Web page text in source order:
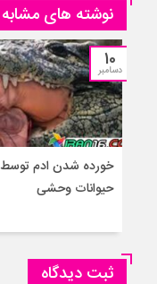
نوشته های مشابه
10
دسامبر
خورده شدن ادم توسط
حیوانات وحشی
ثبت دیدگاه